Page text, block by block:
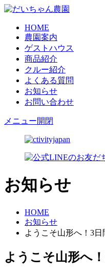
HOME
農園案内
ゲストハウス
商品紹介
クルー紹介
よくある質問
お知らせ
お問い合わせ
メニュー開閉
お知らせ
HOME
お知らせ
ようこそ山形へ！3
ようこそ山形へ